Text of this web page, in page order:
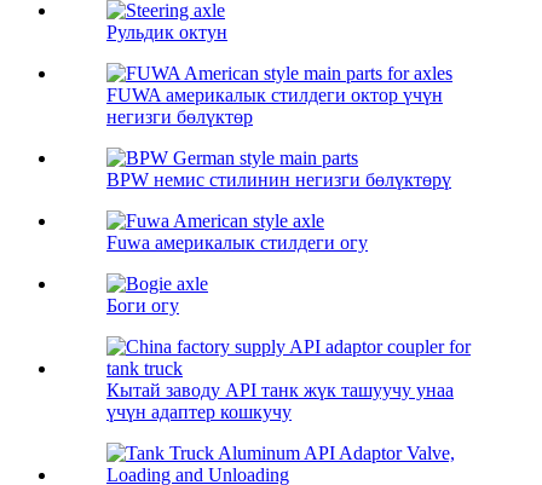
Рульдик октун
FUWA америкалык стилдеги октор үчүн
негизги бөлүктөр
BPW немис стилинин негизги бөлүктөрү
Fuwa америкалык стилдеги огу
Боги огу
Кытай заводу API танк жүк ташуучу унаа
үчүн адаптер кошкучу